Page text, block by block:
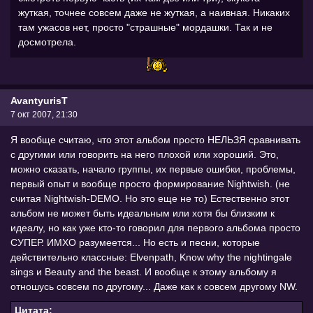
жуткая, точнее совсем даже не жуткая, а наивная. Никаких
там ужасов нет, просто "страшные" мордашки. Так и не
досмотрела.
AvantyurisT
7 окт 2007, 21:30
Я вообще считаю, что этот альбом просто НЕЛЬЗЯ сравнивать
с другими или говорить на него плохой или хороший. Это,
можно сказать, начало группы, их первые ошибки, проблемы,
первый опыт и вообще просто формирование Nightwish. (не
считая Nightwish-DEMO. Но это еще не то) Естественно этот
альбом не может быть идеальным или хотя бы близким к
идеалу, но как уже кто-то говорил для первого альбома просто
СУПЕР. ИМХО разумеется... Но есть и песни, которые
действительно классные: Elvenpath, Know why the nightingale
sings и Beauty and the beast. И вообще к этому альбому я
отношусь совсем по другому... Даже как к совсем другому NW.
Цитата: